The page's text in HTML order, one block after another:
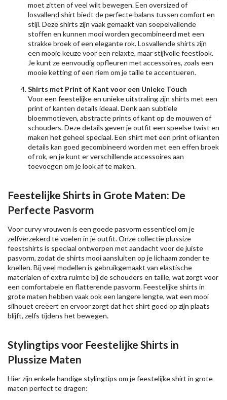
moet zitten of veel wilt bewegen. Een oversized of
losvallend shirt biedt de perfecte balans tussen comfort en
stijl. Deze shirts zijn vaak gemaakt van soepelvallende
stoffen en kunnen mooi worden gecombineerd met een
strakke broek of een elegante rok. Losvallende shirts zijn
een mooie keuze voor een relaxte, maar stijlvolle feestlook.
Je kunt ze eenvoudig opfleuren met accessoires, zoals een
mooie ketting of een riem om je taille te accentueren.
Shirts met Print of Kant voor een Unieke Touch
Voor een feestelijke en unieke uitstraling zijn shirts met een
print of kanten details ideaal. Denk aan subtiele
bloemmotieven, abstracte prints of kant op de mouwen of
schouders. Deze details geven je outfit een speelse twist en
maken het geheel speciaal. Een shirt met een print of kanten
details kan goed gecombineerd worden met een effen broek
of rok, en je kunt er verschillende accessoires aan
toevoegen om je look af te maken.
Feestelijke Shirts in Grote Maten: De
Perfecte Pasvorm
Voor curvy vrouwen is een goede pasvorm essentieel om je
zelfverzekerd te voelen in je outfit. Onze collectie plussize
feestshirts is speciaal ontworpen met aandacht voor de juiste
pasvorm, zodat de shirts mooi aansluiten op je lichaam zonder te
knellen. Bij veel modellen is gebruikgemaakt van elastische
materialen of extra ruimte bij de schouders en taille, wat zorgt voor
een comfortabele en flatterende pasvorm. Feestelijke shirts in
grote maten hebben vaak ook een langere lengte, wat een mooi
silhouet creëert en ervoor zorgt dat het shirt goed op zijn plaats
blijft, zelfs tijdens het bewegen.
Stylingtips voor Feestelijke Shirts in
Plussize Maten
Hier zijn enkele handige stylingtips om je feestelijke shirt in grote
maten perfect te dragen: